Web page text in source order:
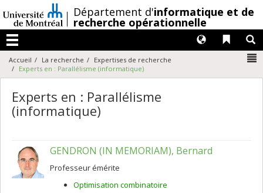
au
contenu
/Département d'informatique et de
recherche opérationnelle
Menu
Liens
Langues
Accueil La recherche
Expertises de recherche
Experts en : Parallélisme (informatique)
Experts en : Parallélisme
(informatique)
GENDRON (IN MEMORIAM), Bernard
Professeur émérite
Optimisation combinatoire